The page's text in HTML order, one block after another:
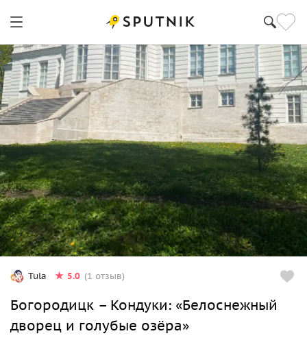
Tula 5.0 (1 отзыв)
Богородицк – Кондуки: «Белоснежный
дворец и голубые озёра»